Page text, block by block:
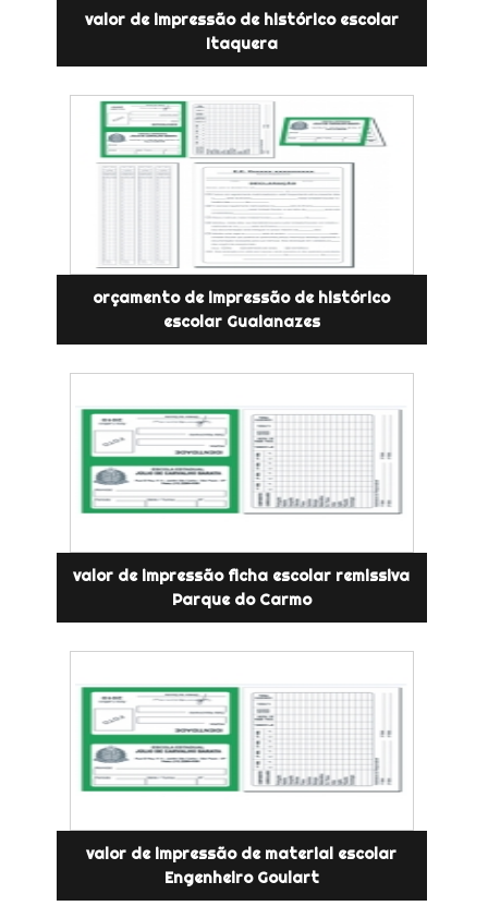
valor de impressão de histórico escolar
Itaquera
orçamento de impressão de histórico
escolar Guaianazes
valor de impressão ficha escolar remissiva
Parque do Carmo
valor de impressão de material escolar
Engenheiro Goulart